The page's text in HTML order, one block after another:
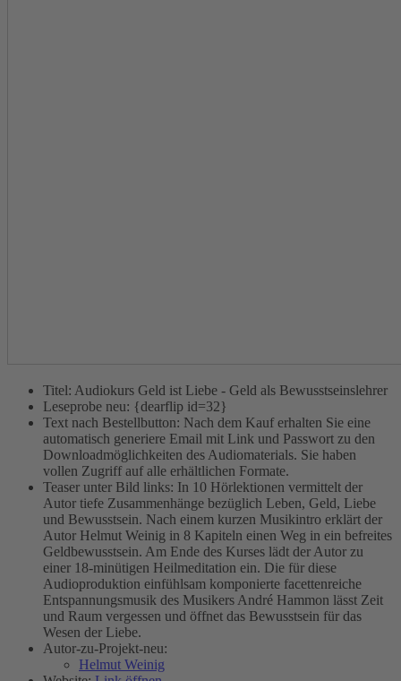
Titel: Audiokurs Geld ist Liebe - Geld als Bewusstseinslehrer
Leseprobe neu: {dearflip id=32}
Text nach Bestellbutton: Nach dem Kauf erhalten Sie eine
automatisch generiere Email mit Link und Passwort zu den
Downloadmöglichkeiten des Audiomaterials. Sie haben
vollen Zugriff auf alle erhältlichen Formate.
Teaser unter Bild links: In 10 Hörlektionen vermittelt der
Autor tiefe Zusammenhänge bezüglich Leben, Geld, Liebe
und Bewusstsein. Nach einem kurzen Musikintro erklärt der
Autor Helmut Weinig in 8 Kapiteln einen Weg in ein befreites
Geldbewusstsein. Am Ende des Kurses lädt der Autor zu
einer 18-minütigen Heilmeditation ein. Die für diese
Audioproduktion einfühlsam komponierte facettenreiche
Entspannungsmusik des Musikers André Hammon lässt Zeit
und Raum vergessen und öffnet das Bewusstsein für das
Wesen der Liebe.
Autor-zu-Projekt-neu:
Helmut Weinig